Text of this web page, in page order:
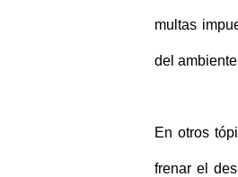
multas
del
En otros
frenar el